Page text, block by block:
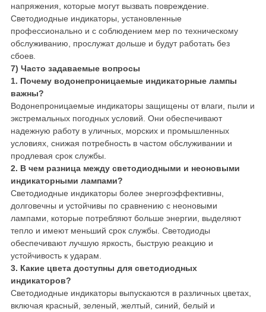
напряжения, которые могут вызвать повреждение.
Светодиодные индикаторы, установленные
профессионально и с соблюдением мер по техническому
обслуживанию, прослужат дольше и будут работать без
сбоев.
7) Часто задаваемые вопросы
1. Почему водонепроницаемые индикаторные лампы
важны?
Водонепроницаемые индикаторы защищены от влаги, пыли и
экстремальных погодных условий. Они обеспечивают
надежную работу в уличных, морских и промышленных
условиях, снижая потребность в частом обслуживании и
продлевая срок службы.
2. В чем разница между светодиодными и неоновыми
индикаторными лампами?
Светодиодные индикаторы более энергоэффективны,
долговечны и устойчивы по сравнению с неоновыми
лампами, которые потребляют больше энергии, выделяют
тепло и имеют меньший срок службы. Светодиоды
обеспечивают лучшую яркость, быструю реакцию и
устойчивость к ударам.
3. Какие цвета доступны для светодиодных
индикаторов?
Светодиодные индикаторы выпускаются в различных цветах,
включая красный, зеленый, желтый, синий, белый и